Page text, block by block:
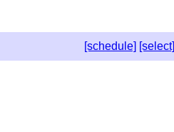
[schedule] [select]